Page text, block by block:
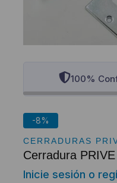
100%
-8%
CERRADURAS
Cerradura
Inicie sesión o